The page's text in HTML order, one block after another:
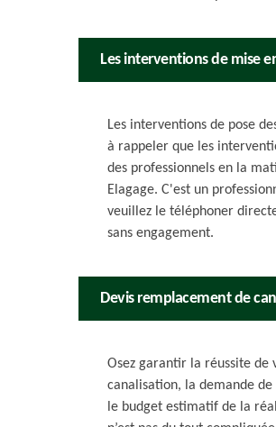
Les interventions de mise
Les interventions de pose
à rappeler que les
des professionnels en la
Elagage. C'est un
veuillez le téléphoner
sans engagement.
Devis remplacement de
Osez garantir la réussite
canalisation, la demande
le budget estimatif de la